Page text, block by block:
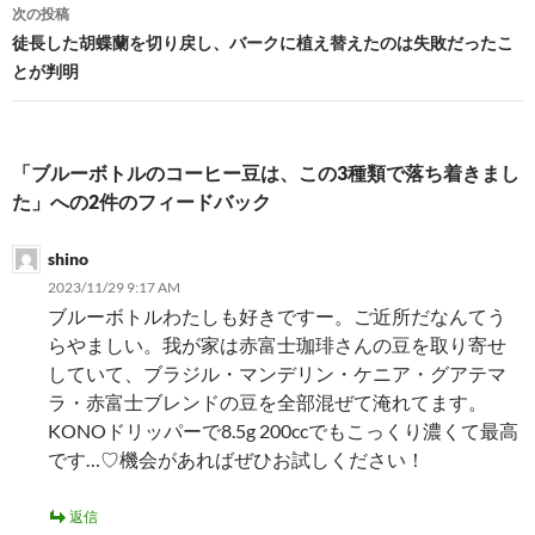
ビ
ゲ
シ
ョ
ン
次の投稿
徒長した胡蝶蘭を切り戻し、バークに植え替えたのは失敗だったこ
とが判明
「ブルーボトルのコーヒー豆は、この3種類で落ち着きまし
た」への2件のフィードバック
shino
2023/11/29 9:17 AM
ブルーボトルわたしも好きですー。ご近所だなんてう
らやましい。我が家は赤富士珈琲さんの豆を取り寄せ
していて、ブラジル・マンデリン・ケニア・グアテマ
ラ・赤富士ブレンドの豆を全部混ぜて淹れてます。
KONOドリッパーで8.5g 200ccでもこっくり濃くて最高
です…♡機会があればぜひお試しください！
返信